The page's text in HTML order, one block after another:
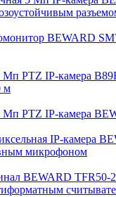
BEWARD
PTZ IP-камера
м
PTZ IP-камера
IP-камера
микрофоном
BEWARD TFR50-